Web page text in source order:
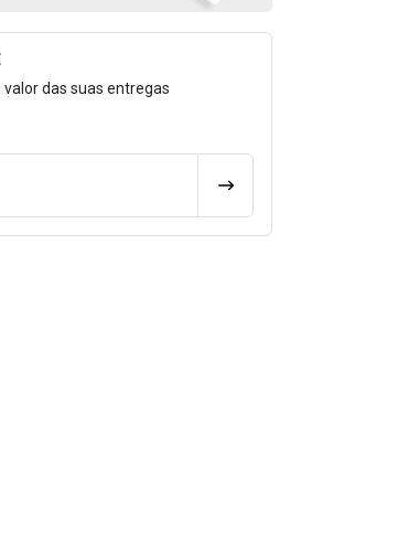
o Frete
valor das suas entregas
CALCULAR FRETE